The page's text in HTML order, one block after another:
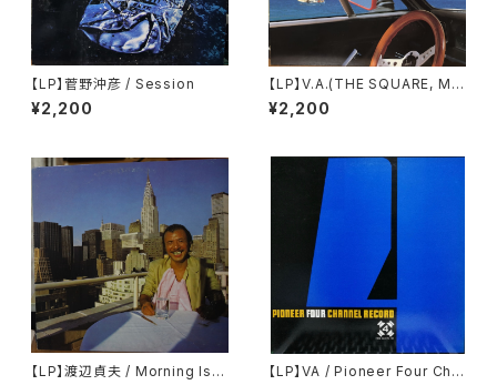
【LP】菅野沖彦 / Session
¥2,200
【LP】V.A.(THE SQUARE, MA
RLENE, TERUMASA HINO) /
SAILIN' FUSION
¥2,200
【LP】渡辺貞夫 / Morning Isla
【LP】VA / Pioneer Four Cha